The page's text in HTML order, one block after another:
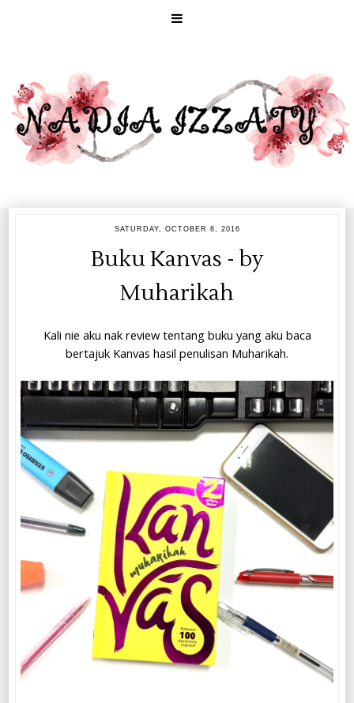
SATURDAY, OCTOBER 8, 2016
Buku Kanvas - by
Muharikah
Kali nie aku nak review tentang buku yang aku baca
bertajuk Kanvas hasil penulisan Muharikah.